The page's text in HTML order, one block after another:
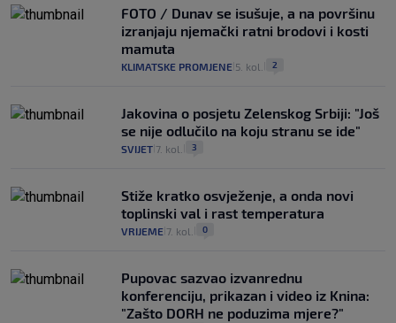
FOTO / Dunav se isušuje, a na površinu
izranjaju njemački ratni brodovi i kosti
mamuta
KLIMATSKE PROMJENE 5. kol. 2
Jakovina o posjetu Zelenskog Srbiji: "Još
se nije odlučilo na koju stranu se ide"
SVIJET 7. kol. 3
Stiže kratko osvježenje, a onda novi
toplinski val i rast temperatura
VRIJEME 7. kol. 0
Pupovac sazvao izvanrednu
konferenciju, prikazan i video iz Knina:
"Zašto DORH ne poduzima mjere?"